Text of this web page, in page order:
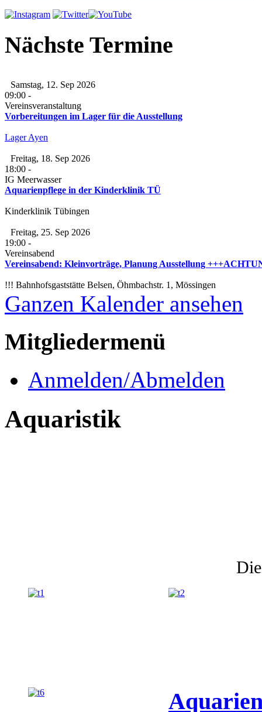
Nächste Termine
Samstag, 12. Sep 2026
09:00 -
Vereinsveranstaltung
Vorbereitungen im Lager für die Ausstellung
Lager Ayen
Freitag, 18. Sep 2026
18:00 -
IG Meerwasser
Aquarienpflege in der Kinderklinik TÜ
Kinderklinik Tübingen
Freitag, 25. Sep 2026
19:00 -
Vereinsabend
Vereinsabend: Kleinvorträge, Planung Ausstellung
!!! Bahnhofsgaststätte Belsen, Öhmbachstr. 1, Mössingen
Ganzen Kalender ansehen
Mitgliedermenü
Anmelden/Abmelden
Aquaristik